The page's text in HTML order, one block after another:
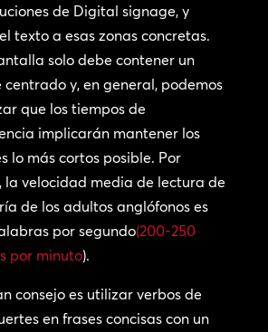
de Digital signage, y
texto a esas zonas concretas.
solo debe contener un
centrado y, en general, podemos
que los tiempos de
implicarán mantener los
lo más cortos posible. Por
la velocidad media de lectura de
de los adultos anglófonos es
por segundo(200-250
por minuto).
consejo es utilizar verbos de
en frases concisas con un